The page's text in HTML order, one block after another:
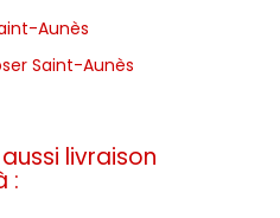
Aunès
Saint-Aunès
livraison
: